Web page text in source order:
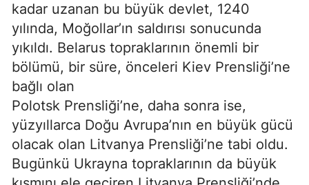
kadar uzanan bu büyük devlet, 1240
yılında, Moğollar’ın saldırısı sonucunda
yıkıldı. Belarus topraklarının önemli bir
bölümü, bir süre, önceleri Kiev Prensliği’ne
bağlı olan
Polotsk Prensliği’ne, daha sonra ise,
yüzyıllarca Doğu Avrupa’nın en büyük gücü
olacak olan Litvanya Prensliği’ne tabi oldu.
Bugünkü Ukrayna topraklarının da büyük